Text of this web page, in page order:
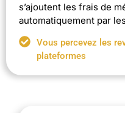
s’ajoutent les frais de
automatiquement par
Vous percevez les
plateformes